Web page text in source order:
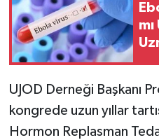
UJOD Derneği Başkanı
kongrede uzun yıllar
Hormon Replasman